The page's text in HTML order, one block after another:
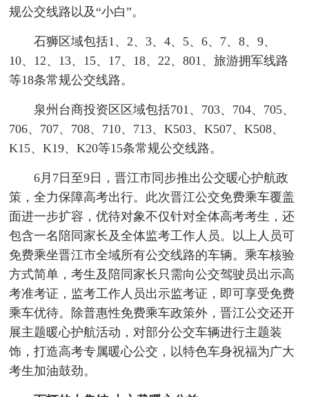
规公交线路以及“小白”。
石狮区域包括1、2、3、4、5、6、7、8、9、
10、12、13、15、17、18、22、801、旅游拥军线路
等18条常规公交线路。
泉州台商投资区区域包括701、703、704、705、
706、707、708、710、713、K503、K507、K508、
K15、K19、K20等15条常规公交线路。
6月7日至9日，晋江市同步推出公交暖心护航政
策，全力保障高考出行。此次晋江公交免费乘车覆盖
面进一步扩容，优待对象不仅针对全体高考考生，还
包含一名陪同家长及全体监考工作人员。以上人员可
免费乘坐晋江市全域所有公交线路的车辆。乘车核验
方式简单，考生及陪同家长只需向公交驾驶员出示高
考准考证，监考工作人员出示监考证，即可享受免费
乘车优待。除普惠性免费乘车政策外，晋江公交还开
展主题暖心护航活动，对部分公交车辆进行主题装
饰，打造高考专属暖心公交，以特色车身祝福为广大
考生加油鼓劲。